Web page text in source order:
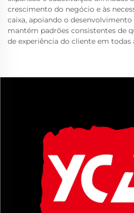
crescimento do negócio e às
caixa, apoiando o
mantém padrões consistentes de
de experiência do cliente em todas